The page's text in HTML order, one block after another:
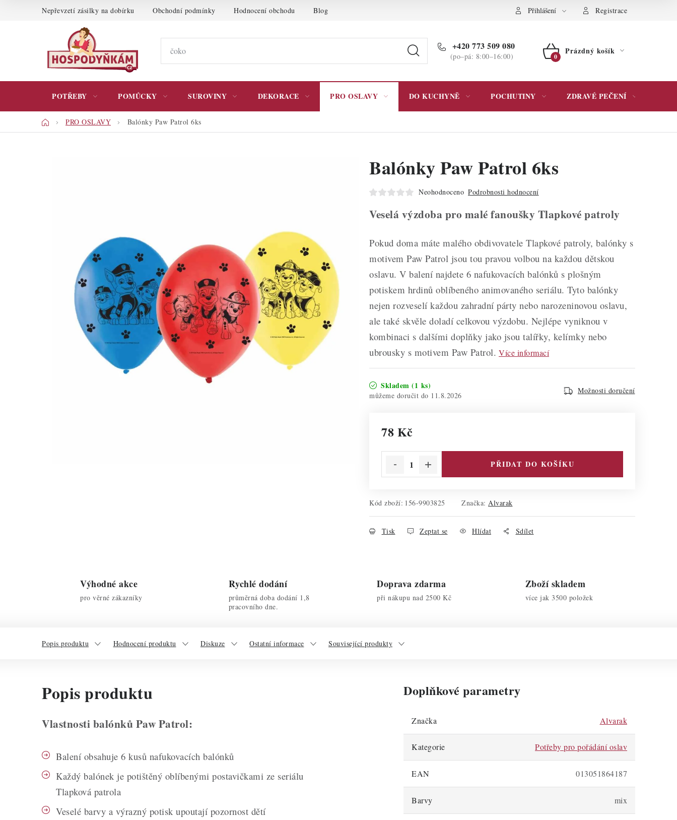
Nepřevzetí zásilky na dobírku Obchodní podmínky Hodnocení obchodu Blog Podmínky ochrany osobních údajů Přihlášení Registrace
+420 773 509 080
(po–pá: 8:00–16:00)
NÁKUPNÍ
Prázdný košík
POTŘEBY POMŮCKY SUROVINY DEKORACE PRO OSLAVY DO KUCHYNĚ POCHUTINY ZDRAVÉ PEČENÍ
DomůPRO OSLAVY Balónky Paw Patrol 6ks
Balónky Paw Patrol 6ks
Neohodnoceno Podrobnosti hodnocení
Veselá výzdoba pro malé fanoušky Tlapkové patroly
Pokud doma máte malého obdivovatele Tlapkové patroly, balónky s
motivem Paw Patrol jsou tou pravou volbou na každou dětskou
oslavu. V balení najdete 6 nafukovacích balónků s plošným
potiskem hrdinů oblíbeného animovaného seriálu. Tyto balónky
nejen rozveselí každou zahradní párty nebo narozeninovou oslavu,
ale také skvěle doladí celkovou výzdobu. Nejlépe vyniknou v
kombinaci s dalšími doplňky jako jsou talířky, kelímky nebo
ubrousky s motivem Paw Patrol. Více informací
Skladem (1 ks)
11.8.2026
Možnosti doručení
78 Kč
PŘIDAT DO KOŠÍKU
Kód zboží: 156-9903825 Značka: Alvarak
Tisk Zeptat se Hlídat Sdílet
Výhodné akce
pro věrné zákazníky
Rychlé dodání
průměrná doba dodání 1,8
pracovního dne.
Doprava zdarma
při nákupu nad 2500 Kč
Zboží skladem
více jak 3500 položek
Popis produktu Hodnocení produktu Diskuze Ostatní informace Související produkty
Popis produktu
Vlastnosti balónků Paw Patrol:
Balení obsahuje 6 kusů nafukovacích balónků
Každý balónek je potištěný oblíbenými postavičkami ze seriálu
Tlapková patrola
Veselé barvy a výrazný potisk upoutají pozornost dětí
Doplňkové parametry
Značka Alvarak
Kategorie Potřeby pro pořádání oslav
EAN 013051864187
Barvy mix